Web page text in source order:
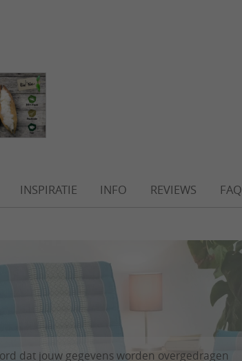
INSPIRATIE INFO REVIEWS FAQ
dat jouw gegevens worden overgedragen